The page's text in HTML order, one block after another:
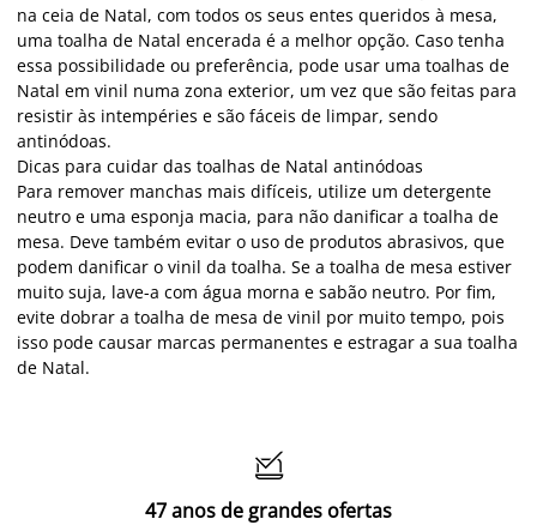
na ceia de Natal, com todos os seus entes queridos à mesa,
uma toalha de Natal encerada é a melhor opção. Caso tenha
essa possibilidade ou preferência, pode usar uma toalhas de
Natal em vinil numa zona exterior, um vez que são feitas para
resistir às intempéries e são fáceis de limpar, sendo
antinódoas.
Dicas para cuidar das toalhas de Natal antinódoas
Para remover manchas mais difíceis, utilize um detergente
neutro e uma esponja macia, para não danificar a toalha de
mesa. Deve também evitar o uso de produtos abrasivos, que
podem danificar o vinil da toalha. Se a toalha de mesa estiver
muito suja, lave-a com água morna e sabão neutro. Por fim,
evite dobrar a toalha de mesa de vinil por muito tempo, pois
isso pode causar marcas permanentes e estragar a sua toalha
de Natal.

47 anos de grandes ofertas